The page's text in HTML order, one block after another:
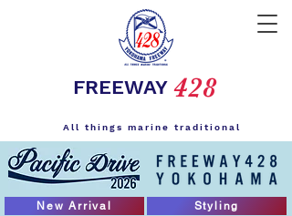
FREEWAY
All things marine traditional
428
New Arrival Styling